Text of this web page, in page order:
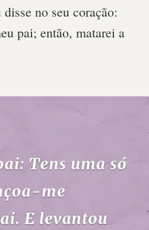
no seu coração:
pai; então, matarei a